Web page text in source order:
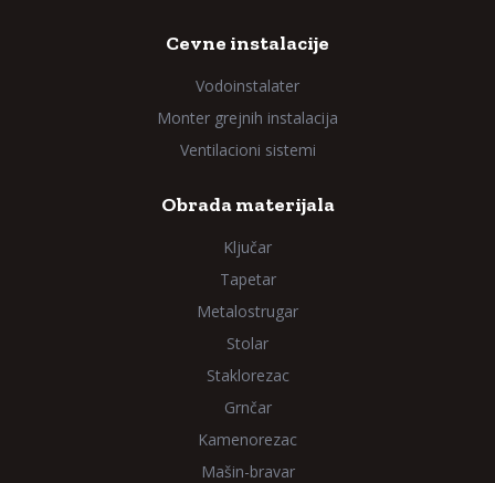
Cevne instalacije
Vodoinstalater
Monter grejnih instalacija
Ventilacioni sistemi
Obrada materijala
Ključar
Tapetar
Metalostrugar
Stolar
Staklorezac
Grnčar
Kamenorezac
Mašin-bravar